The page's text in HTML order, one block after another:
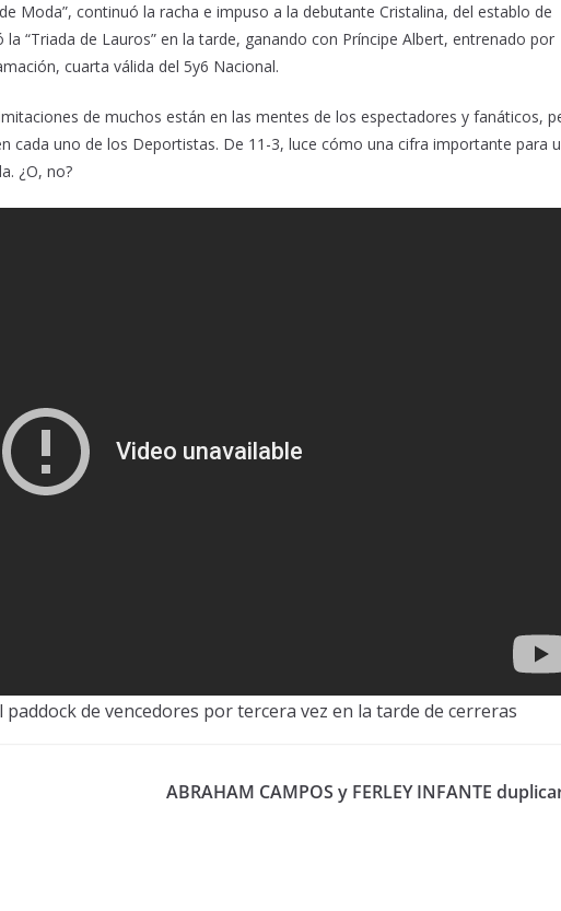
Moda”, continuó la racha e impuso a la debutante Cristalina, del establo de
“Triada de Lauros” en la tarde, ganando con Príncipe Albert, entrenado por
cuarta válida del 5y6 Nacional.
de muchos están en las mentes de los espectadores y fanáticos,
cada uno de los Deportistas. De 11-3, luce cómo una cifra importante para
¿O, no?
de vencedores por tercera vez en la tarde de cerreras
ABRAHAM CAMPOS y FERLEY INFANTE